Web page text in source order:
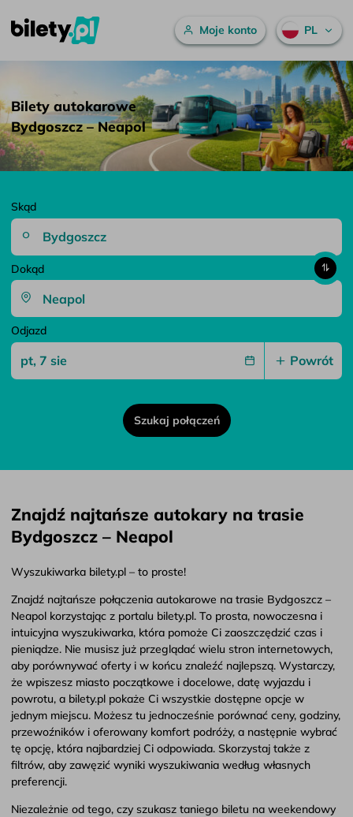
Przejdź do treści
Bilety autokarowe Bydgoszcz – Neapol – bilety.pl
Menu główne
Moje konto PL
Bilety autokarowe
Bydgoszcz – Neapol
Skąd
Dokąd
Odjazd
Powrót
Szukaj połączeń
Znajdź najtańsze autokary na trasie
Bydgoszcz – Neapol
Wyszukiwarka bilety.pl – to proste!
Znajdź najtańsze połączenia autokarowe na trasie Bydgoszcz –
Neapol korzystając z portalu bilety.pl. To prosta, nowoczesna i
intuicyjna wyszukiwarka, która pomoże Ci zaoszczędzić czas i
pieniądze. Nie musisz już przeglądać wielu stron internetowych,
aby porównywać oferty i w końcu znaleźć najlepszą. Wystarczy,
że wpiszesz miasto początkowe i docelowe, datę wyjazdu i
powrotu, a bilety.pl pokaże Ci wszystkie dostępne opcje w
jednym miejscu. Możesz tu jednocześnie porównać ceny, godziny,
przewoźników i oferowany komfort podróży, a następnie wybrać
tę opcję, która najbardziej Ci odpowiada. Skorzystaj także z
filtrów, aby zawęzić wyniki wyszukiwania według własnych
preferencji.
Niezależnie od tego, czy szukasz taniego biletu na weekendowy